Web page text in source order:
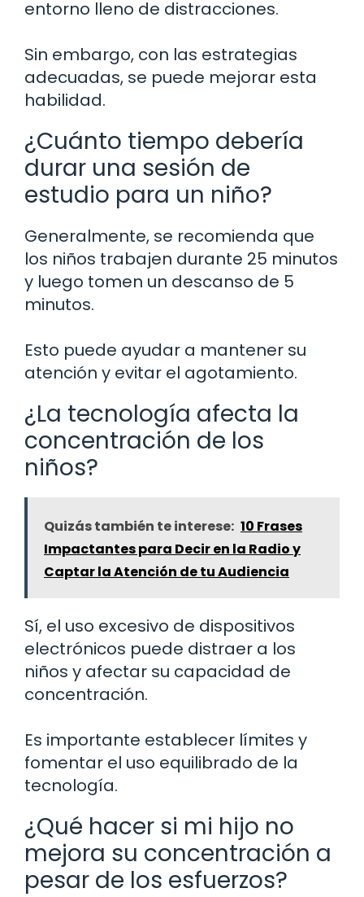
entorno lleno de distracciones.
Sin embargo, con las estrategias
adecuadas, se puede mejorar esta
habilidad.
¿Cuánto tiempo debería
durar una sesión de
estudio para un niño?
Generalmente, se recomienda que
los niños trabajen durante 25 minutos
y luego tomen un descanso de 5
minutos.
Esto puede ayudar a mantener su
atención y evitar el agotamiento.
¿La tecnología afecta la
concentración de los
niños?
Quizás también te interese: 10 Frases
Impactantes para Decir en la Radio y
Captar la Atención de tu Audiencia
Sí, el uso excesivo de dispositivos
electrónicos puede distraer a los
niños y afectar su capacidad de
concentración.
Es importante establecer límites y
fomentar el uso equilibrado de la
tecnología.
¿Qué hacer si mi hijo no
mejora su concentración a
pesar de los esfuerzos?